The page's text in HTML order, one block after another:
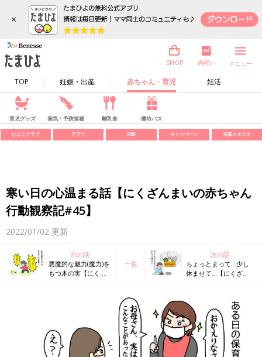
×
TOP 妊娠・出産 赤ちゃん・育児 妊活
SHOP 内祝い メニュー
育児グッズ 病気・予防接種 離乳食 優待パス
ひよこクラブ アプリ SNS キャンペーン 写真スタジオ
寒い日の心温まる話【にくざんまいの赤ちゃん
行動観察記#45】
2022/01/02 更新
前の話
悪魔的な魅力(魔力)を
もつ木の実【にくざ
一覧
次の話
ちょっとまって…少し
休ませて…【にくざん